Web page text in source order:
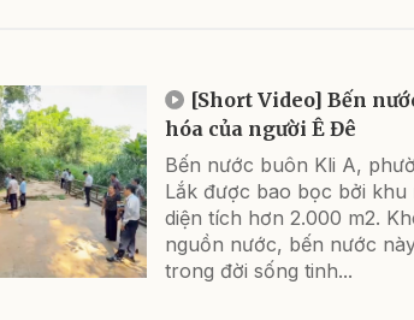
[Short Video] Bến
hóa của người Ê Đê
Bến nước buôn Kli A,
Lắk được bao bọc bởi
diện tích hơn 2.000 m2.
nguồn nước, bến nước
trong đời sống tinh...